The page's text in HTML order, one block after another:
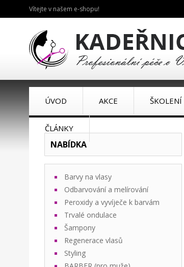
Vítejte v našem e-shopu!
ÚVOD AKCE ŠKOLENÍ
ČLÁNKY
NABÍDKA
Barvy na vlasy
Odbarvování a melírování
Peroxidy a vyvíječe k barvám
Trvalé ondulace
Šampony
Regenerace vlasů
Styling